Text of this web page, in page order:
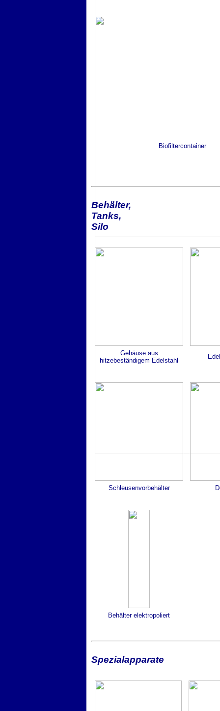
Biofiltercontainer
Behälter,
Tanks,
Silo
Gehäuse aus
hitzebeständigem Edelstahl
Schleusenvorbehälter
Behälter elektropoliert
Spezialapparate